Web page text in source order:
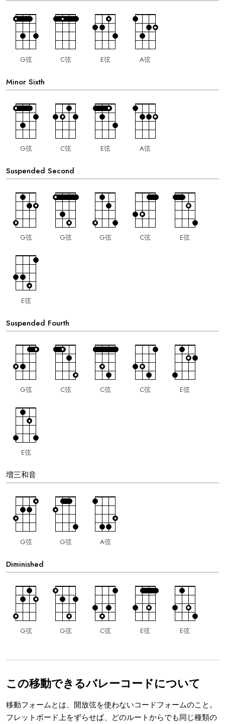
G弦 C弦 E弦 A弦
Minor Sixth
G弦 C弦 E弦 A弦
Suspended Second
G弦 G弦 G弦 C弦 E弦
E弦
Suspended Fourth
G弦 C弦 C弦 C弦 E弦
E弦
増三和音
G弦 G弦 A弦
Diminished
G弦 G弦 C弦 E弦 E弦
この移動できるバレーコードについて
移動フォームとは、開放弦を使わないコードフォームのこと。
フレットボード上をずらせば、どのルートからでも同じ種類の